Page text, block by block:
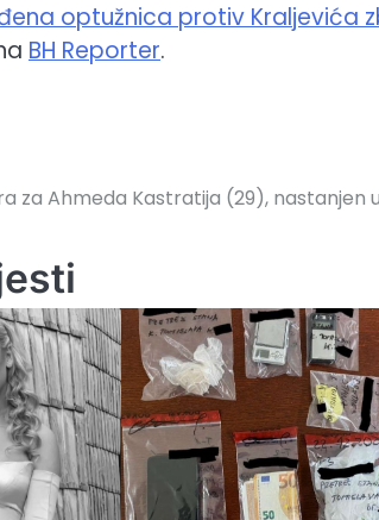
optužnica protiv Kraljevića
BH Reporter.
za Ahmeda Kastratija (29), nastanjen